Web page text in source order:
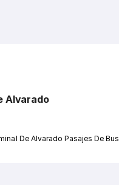
Alvarado
De Alvarado Pasajes De Bus